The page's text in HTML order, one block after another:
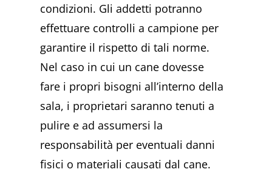
condizioni. Gli addetti potranno
effettuare controlli a campione per
garantire il rispetto di tali norme.
Nel caso in cui un cane dovesse
fare i propri bisogni all’interno della
sala, i proprietari saranno tenuti a
pulire e ad assumersi la
responsabilità per eventuali danni
fisici o materiali causati dal cane.